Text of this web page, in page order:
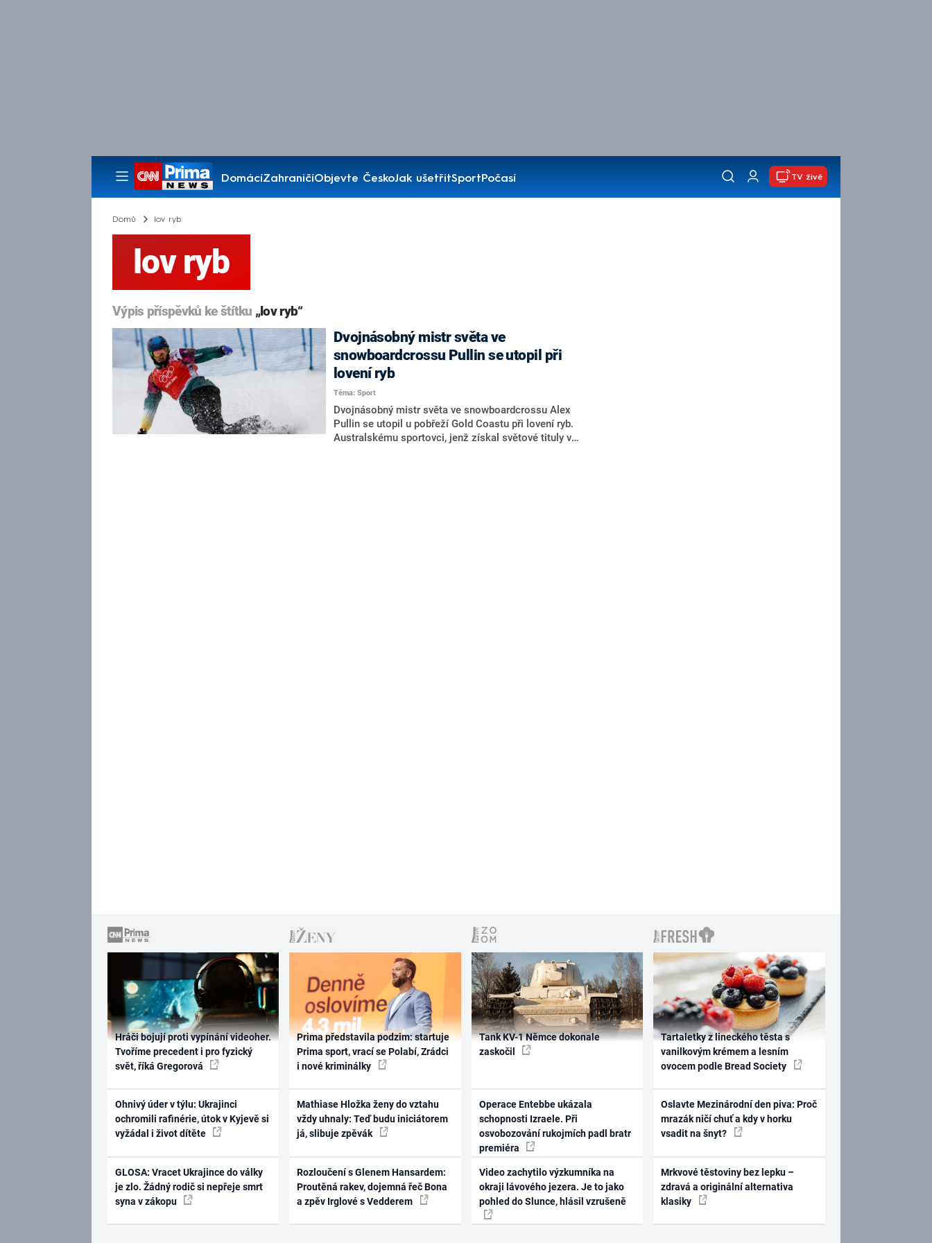
DomácíZahraničíObjevte ČeskoJak ušetřitSportPočasí
Pořady
TV živě
Domů lov ryb
lov ryb
Výpis příspěvků ke štítku „lov ryb“
Dvojnásobný mistr světa ve
snowboardcrossu Pullin se utopil při
lovení ryb
Téma: Sport
Dvojnásobný mistr světa ve snowboardcrossu Alex
Pullin se utopil u pobřeží Gold Coastu při lovení ryb.
Australskému sportovci, jenž získal světové tituly v
Hráči bojují proti vypínání videoher.
Tvoříme precedent i pro fyzický
svět, říká Gregorová
Ohnivý úder v týlu: Ukrajinci
ochromili rafinérie, útok v Kyjevě si
vyžádal i život dítěte
GLOSA: Vracet Ukrajince do války
je zlo. Žádný rodič si nepřeje smrt
syna v zákopu
Prima představila podzim: startuje
Prima sport, vrací se Polabí, Zrádci
i nové kriminálky
Mathiase Hložka ženy do vztahu
vždy uhnaly: Teď budu iniciátorem
já, slibuje zpěvák
Rozloučení s Glenem Hansardem:
Proutěná rakev, dojemná řeč Bona
a zpěv Irglové s Vedderem
Tank KV-1 Němce dokonale
zaskočil
Operace Entebbe ukázala
schopnosti Izraele. Při
osvobozování rukojmích padl bratr
premiéra
Video zachytilo výzkumníka na
okraji lávového jezera. Je to jako
pohled do Slunce, hlásil vzrušeně
Tartaletky z lineckého těsta s
vanilkovým krémem a lesním
ovocem podle Bread Society
Oslavte Mezinárodní den piva: Proč
mrazák ničí chuť a kdy v horku
vsadit na šnyt?
Mrkvové těstoviny bez lepku –
zdravá a originální alternativa
klasiky